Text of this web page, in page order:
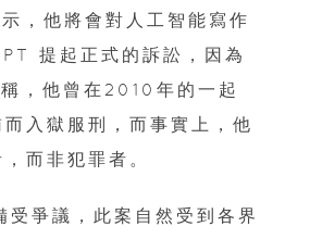
，他將會對人工智能寫作
提起正式的訴訟，因為
，他曾在2010年的一起
入獄服刑，而事實上，他
而非犯罪者。
爭議，此案自然受到各界